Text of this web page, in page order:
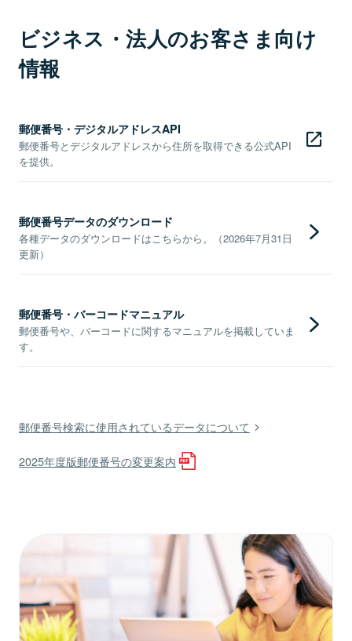
ビジネス・法人のお客さま向け
情報
郵便番号・デジタルアドレスAPI
郵便番号とデジタルアドレスから住所を取得できる公式API
を提供。
郵便番号データのダウンロード
各種データのダウンロードはこちらから。（2026年7月31日
更新）
郵便番号・バーコードマニュアル
郵便番号や、バーコードに関するマニュアルを掲載していま
す。
郵便番号検索に使用されているデータについて
2025年度版郵便番号の変更案内